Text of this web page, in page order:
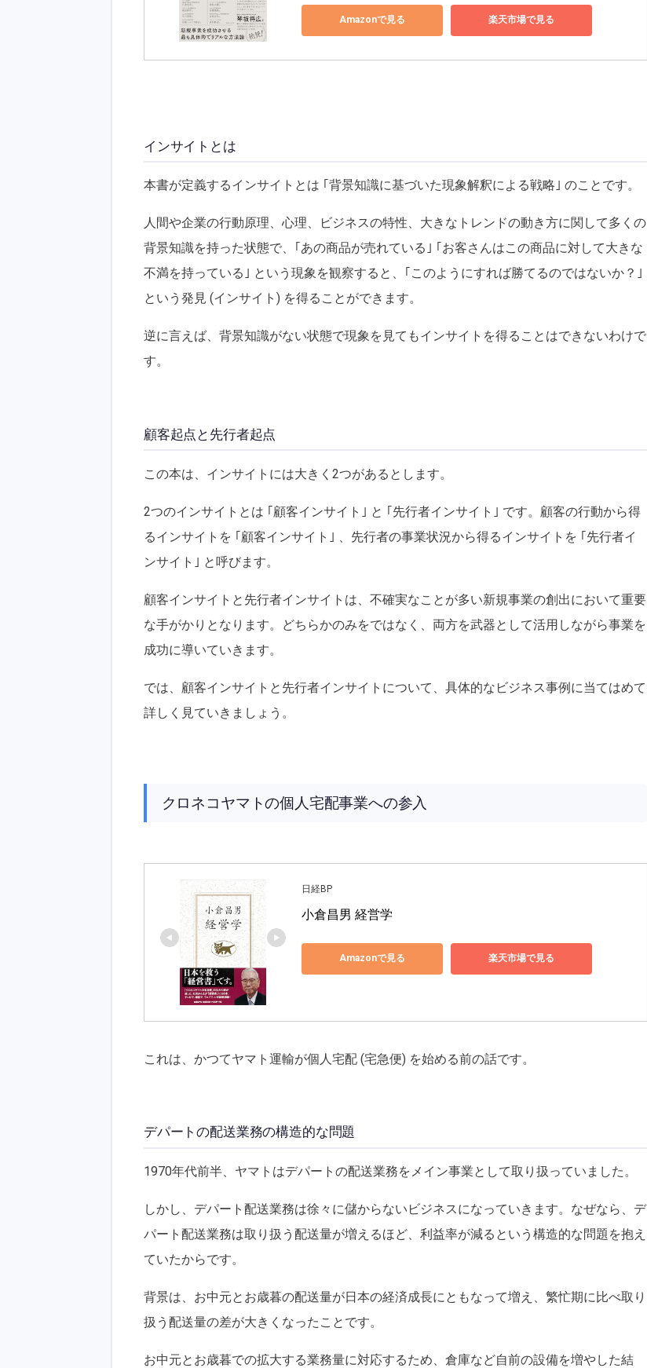
Amazonで見る 楽天市場で見る
インサイトとは
本書が定義するインサイトとは ｢背景知識に基づいた現象解釈による戦略｣ のことです。
人間や企業の行動原理、心理、ビジネスの特性、大きなトレンドの動き方に関して多くの
背景知識を持った状態で、｢あの商品が売れている｣ ｢お客さんはこの商品に対して大きな
不満を持っている｣ という現象を観察すると、｢このようにすれば勝てるのではないか？｣
という発見 (インサイト) を得ることができます。
逆に言えば、背景知識がない状態で現象を見てもインサイトを得ることはできないわけで
す。
顧客起点と先行者起点
この本は、インサイトには大きく2つがあるとします。
2つのインサイトとは ｢顧客インサイト｣ と ｢先行者インサイト｣ です。顧客の行動から得
るインサイトを ｢顧客インサイト｣ 、先行者の事業状況から得るインサイトを ｢先行者イ
ンサイト｣ と呼びます。
顧客インサイトと先行者インサイトは、不確実なことが多い新規事業の創出において重要
な手がかりとなります。どちらかのみをではなく、両方を武器として活用しながら事業を
成功に導いていきます。
では、顧客インサイトと先行者インサイトについて、具体的なビジネス事例に当てはめて
詳しく見ていきましょう。
クロネコヤマトの個人宅配事業への参入
日経BP
小倉昌男 経営学
Amazonで見る 楽天市場で見る
これは、かつてヤマト運輸が個人宅配 (宅急便) を始める前の話です。
デパートの配送業務の構造的な問題
1970年代前半、ヤマトはデパートの配送業務をメイン事業として取り扱っていました。
しかし、デパート配送業務は徐々に儲からないビジネスになっていきます。なぜなら、デ
パート配送業務は取り扱う配送量が増えるほど、利益率が減るという構造的な問題を抱え
ていたからです。
背景は、お中元とお歳暮の配送量が日本の経済成長にともなって増え、繁忙期に比べ取り
扱う配送量の差が大きくなったことです。
お中元とお歳暮での拡大する業務量に対応するため、倉庫など自前の設備を増やした結